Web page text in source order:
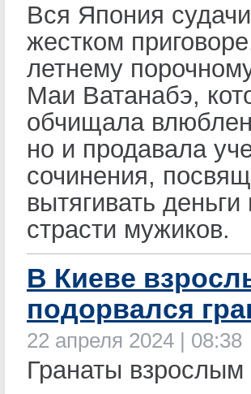
Вся Япония
жестком
летнему
Маи Ватанабэ,
обчищала
но и продавала
сочинения,
вытягивать
страсти мужиков.
В Киеве
подорвался
22 апреля 2024 | 08:38
Гранаты